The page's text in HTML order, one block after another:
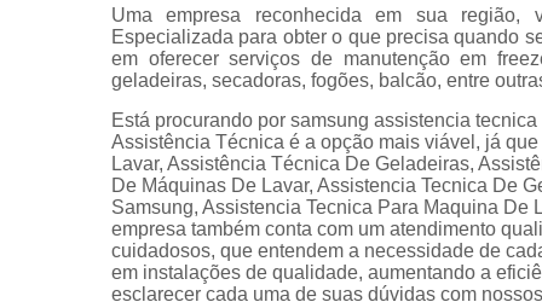
lava e
de fogão
em freezer
Uma empresa reconhecida em sua região,
Especializada para obter o que precisa quando
em oferecer serviços de manutenção em
geladeiras, secadoras, fogões, balcão, entre
Está procurando por samsung assistencia
Assistência Técnica é a opção mais viável, já
Lavar, Assistência Técnica De Geladeiras,
De Máquinas De Lavar, Assistencia Tecnica De
Samsung, Assistencia Tecnica Para Maquina De
empresa também conta com um atendimento
cuidadosos, que entendem a necessidade de
em instalações de qualidade, aumentando a
esclarecer cada uma de suas dúvidas com